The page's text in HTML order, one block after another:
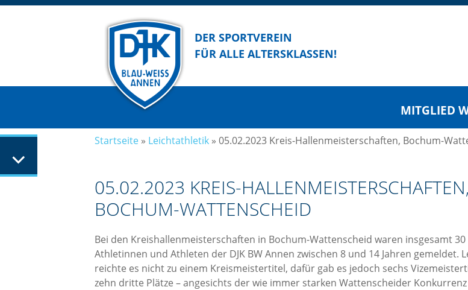
DER SPORTVEREIN
FÜR ALLE ALTERSKLASSEN!
MITGLIED
Startseite » Leichtathletik » 05.02.2023 Kreis-Hallenmeisterschaften, Bochum-
05.02.2023 KREIS-HALLENMEISTERSCHAFTEN,
BOCHUM-WATTENSCHEID
Bei den Kreishallenmeisterschaften in Bochum-Wattenscheid waren insgesamt 30
Athletinnen und Athleten der DJK BW Annen zwischen 8 und 14 Jahren gemeldet.
reichte es nicht zu einem Kreismeistertitel, dafür gab es jedoch sechs
zehn dritte Plätze – angesichts der wie immer starken Wattenscheider